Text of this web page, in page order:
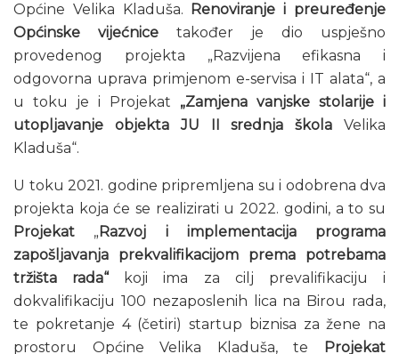
Općine Velika Kladuša. Renoviranje i preuređenje
Općinske vijećnice također je dio uspješno
provedenog projekta „Razvijena efikasna i
odgovorna uprava primjenom e-servisa i IT alata“, a
u toku je i Projekat „Zamjena vanjske stolarije i
utopljavanje objekta JU II srednja škola Velika
Kladuša“.
U toku 2021. godine pripremljena su i odobrena dva
projekta koja će se realizirati u 2022. godini, a to su
Projekat „Razvoj i implementacija programa
zapošljavanja prekvalifikacijom prema potrebama
tržišta rada“
koji ima za cilj prevalifikaciju i
dokvalifikaciju 100 nezaposlenih lica na Birou rada,
te pokretanje 4 (četiri) startup biznisa za žene na
prostoru Općine Velika Kladuša, te
Projekat